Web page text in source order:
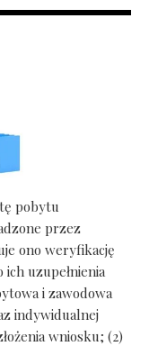
pobytu
przez
ono weryfikację
uzupełnienia
i zawodowa
indywidualnej
wniosku; (2)